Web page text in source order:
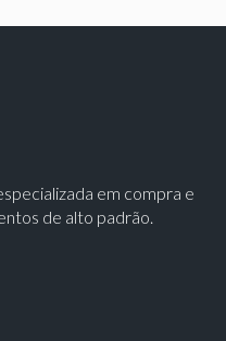
em compra e
de alto padrão.